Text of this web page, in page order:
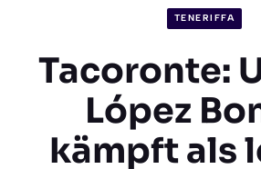
TENERIFFA
Tacoronte:
López
kämpft als